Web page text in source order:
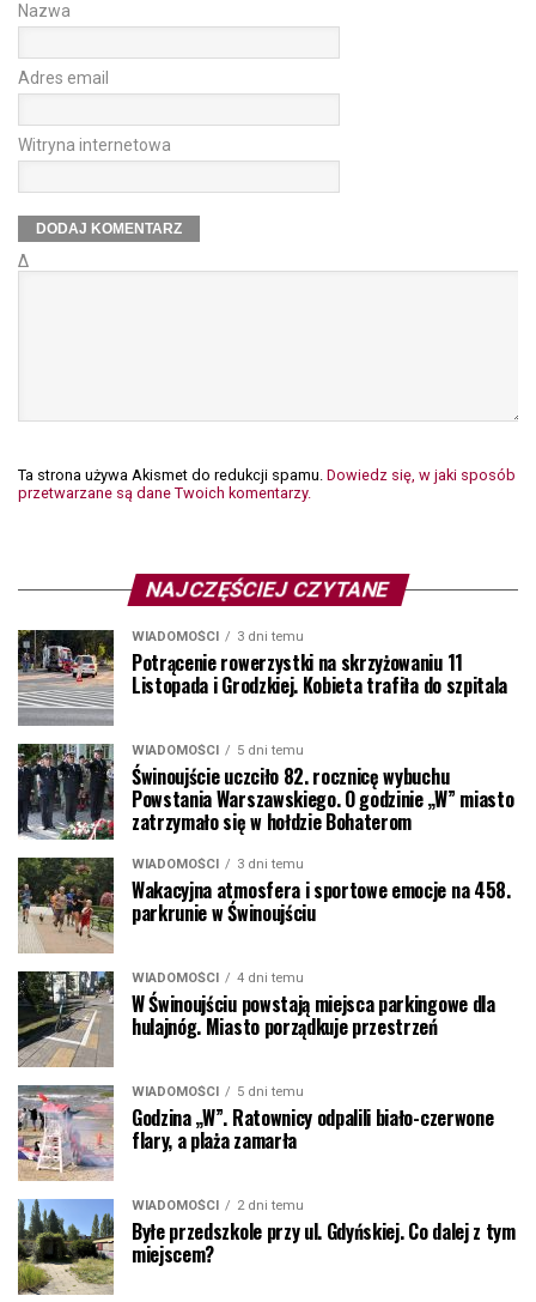
Nazwa
Adres email
Witryna internetowa
Δ
Ta strona używa Akismet do redukcji spamu. Dowiedz się, w jaki sposób
przetwarzane są dane Twoich komentarzy.
NAJCZĘŚCIEJ CZYTANE
WIADOMOŚCI 3 dni temu
Potrącenie rowerzystki na skrzyżowaniu 11
Listopada i Grodzkiej. Kobieta trafiła do szpitala
WIADOMOŚCI 5 dni temu
Świnoujście uczciło 82. rocznicę wybuchu
Powstania Warszawskiego. O godzinie „W” miasto
zatrzymało się w hołdzie Bohaterom
WIADOMOŚCI 3 dni temu
Wakacyjna atmosfera i sportowe emocje na 458.
parkrunie w Świnoujściu
WIADOMOŚCI 4 dni temu
W Świnoujściu powstają miejsca parkingowe dla
hulajnóg. Miasto porządkuje przestrzeń
WIADOMOŚCI 5 dni temu
Godzina „W”. Ratownicy odpalili biało-czerwone
flary, a plaża zamarła
WIADOMOŚCI 2 dni temu
Byłe przedszkole przy ul. Gdyńskiej. Co dalej z tym
miejscem?